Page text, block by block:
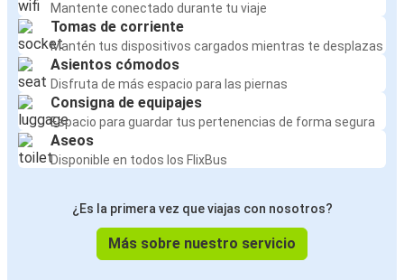
Mantente conectado durante tu viaje
Tomas de corriente
Mantén tus dispositivos cargados mientras te desplazas
Asientos cómodos
Disfruta de más espacio para las piernas
Consigna de equipajes
Espacio para guardar tus pertenencias de forma segura
Aseos
Disponible en todos los FlixBus
¿Es la primera vez que viajas con nosotros?
Más sobre nuestro servicio